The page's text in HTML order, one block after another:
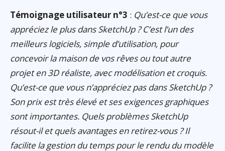
Témoignage utilisateur n°3 : Qu’est-ce que vous
appréciez le plus dans SketchUp ? C’est l’un des
meilleurs logiciels, simple d’utilisation, pour
concevoir la maison de vos rêves ou tout autre
projet en 3D réaliste, avec modélisation et croquis.
Qu’est-ce que vous n’appréciez pas dans SketchUp ?
Son prix est très élevé et ses exigences graphiques
sont importantes. Quels problèmes SketchUp
résout-il et quels avantages en retirez-vous ? Il
facilite la gestion du temps pour le rendu du modèle